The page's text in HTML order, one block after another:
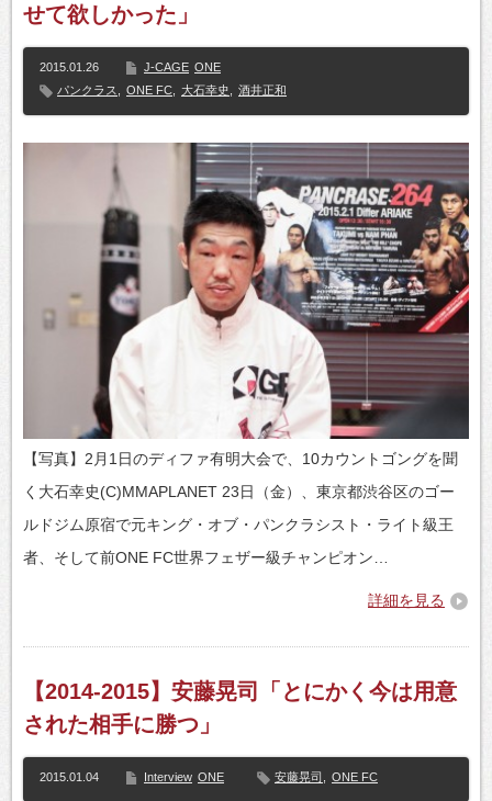
せて欲しかった」
2015.01.26 J-CAGE ONE
パンクラス
ONE FC 大石幸史 酒井正和
【写真】2月1日のディファ有明大会で、10カウントゴングを聞
く大石幸史(C)MMAPLANET 23日（金）、東京都渋谷区のゴー
ルドジム原宿で元キング・オブ・パンクラシスト・ライト級王
者、そして前ONE FC世界フェザー級チャンピオン…
詳細を見る
【2014-2015】安藤晃司「とにかく今は用意
された相手に勝つ」
2015.01.04 Interview ONE 安藤晃司 ONE FC